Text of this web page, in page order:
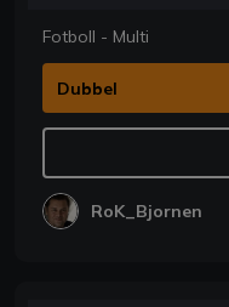
Fotboll - Multi
Dubbel
RoK_Bjornen